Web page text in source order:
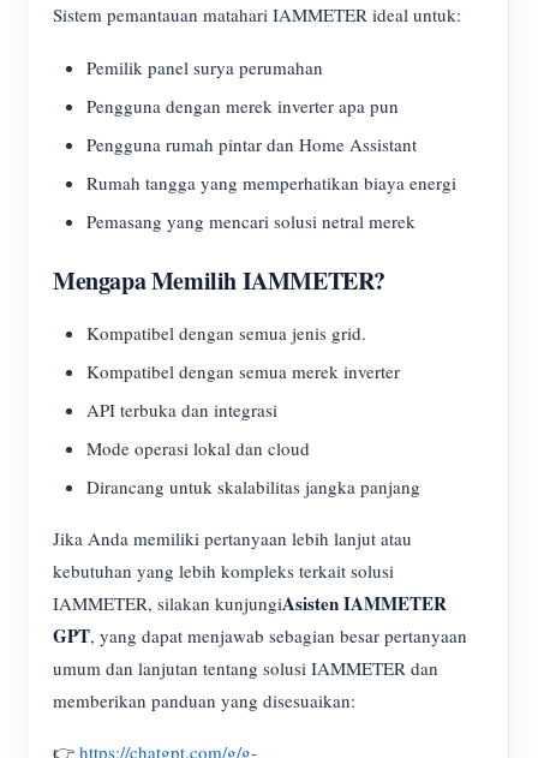
Sistem pemantauan matahari IAMMETER ideal untuk:
Pemilik panel surya perumahan
Pengguna dengan merek inverter apa pun
Pengguna rumah pintar dan Home Assistant
Rumah tangga yang memperhatikan biaya energi
Pemasang yang mencari solusi netral merek
Mengapa Memilih IAMMETER?
Kompatibel dengan semua jenis grid.
Kompatibel dengan semua merek inverter
API terbuka dan integrasi
Mode operasi lokal dan cloud
Dirancang untuk skalabilitas jangka panjang
Jika Anda memiliki pertanyaan lebih lanjut atau
kebutuhan yang lebih kompleks terkait solusi
IAMMETER, silakan kunjungiAsisten IAMMETER
GPT, yang dapat menjawab sebagian besar pertanyaan
umum dan lanjutan tentang solusi IAMMETER dan
memberikan panduan yang disesuaikan:
👉 https://chatgpt.com/g/g-